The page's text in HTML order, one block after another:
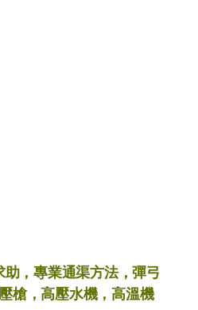
，專業通渠方法，彈弓
槍，高壓水機，高溫機